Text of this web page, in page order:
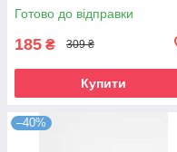
Готово до відправки
185 ₴ 309 ₴
Купити
–40%